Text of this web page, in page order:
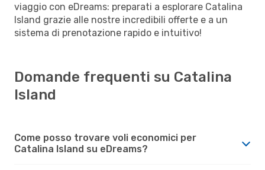
viaggio con eDreams: preparati a esplorare Catalina
Island grazie alle nostre incredibili offerte e a un
sistema di prenotazione rapido e intuitivo!
Domande frequenti su Catalina
Island
Come posso trovare voli economici per
Catalina Island su eDreams?